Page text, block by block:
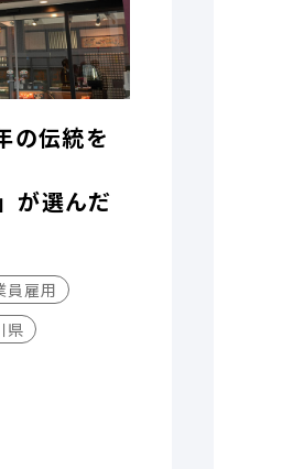
の伝統を
が選んだ
員雇用
県